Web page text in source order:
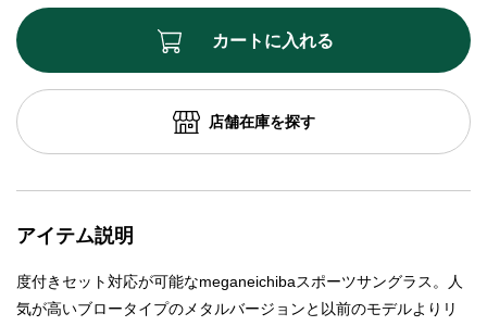
カートに入れる
店舗在庫を探す
アイテム説明
度付きセット対応が可能なmeganeichibaスポーツサングラス。人
気が高いブロータイプのメタルバージョンと以前のモデルよりリ